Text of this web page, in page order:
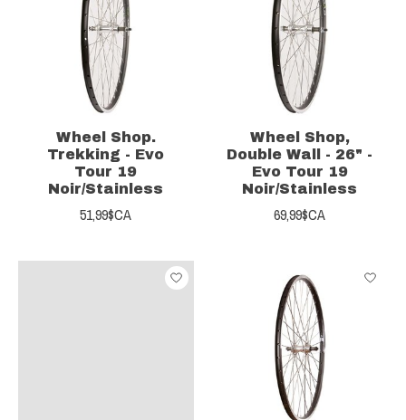
Wheel Shop.
Trekking - Evo
Tour 19
Noir/Stainless
51,99$CA
Wheel Shop,
Double Wall - 26" -
Evo Tour 19
Noir/Stainless
69,99$CA